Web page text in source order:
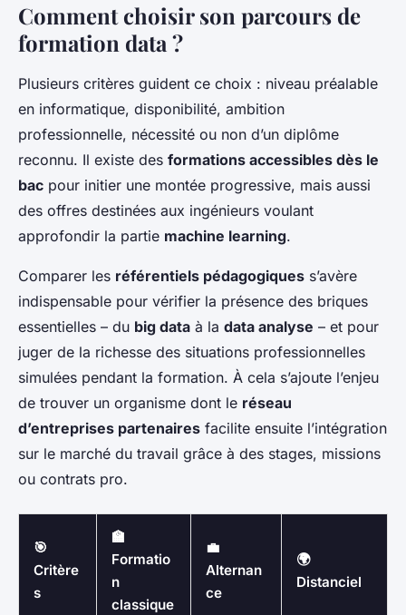
Comment choisir son parcours de
formation data ?
Plusieurs critères guident ce choix : niveau préalable
en informatique, disponibilité, ambition
professionnelle, nécessité ou non d’un diplôme
reconnu. Il existe des formations accessibles dès le
bac pour initier une montée progressive, mais aussi
des offres destinées aux ingénieurs voulant
approfondir la partie machine learning.
Comparer les référentiels pédagogiques s’avère
indispensable pour vérifier la présence des briques
essentielles – du big data à la data analyse – et pour
juger de la richesse des situations professionnelles
simulées pendant la formation. À cela s’ajoute l’enjeu
de trouver un organisme dont le réseau
d’entreprises partenaires facilite ensuite l’intégration
sur le marché du travail grâce à des stages, missions
ou contrats pro.
🎯
Critère
s
🏫
Formatio
n
classique
💼
Alternan
ce
🌍
Distanciel